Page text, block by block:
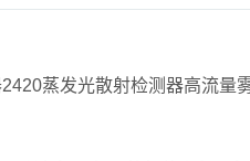
蒸发光散射检测器高流量